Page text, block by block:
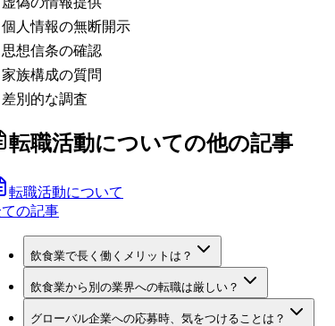
個人情報の無断開示
思想信条の確認
家族構成の質問
差別的な調査
転職活動についての他の記事
転職活動について
の記事
飲食業で長く働くメリットは？
飲食業から別の業界への転職は厳しい？
グローバル企業への応募時、気をつけることは？